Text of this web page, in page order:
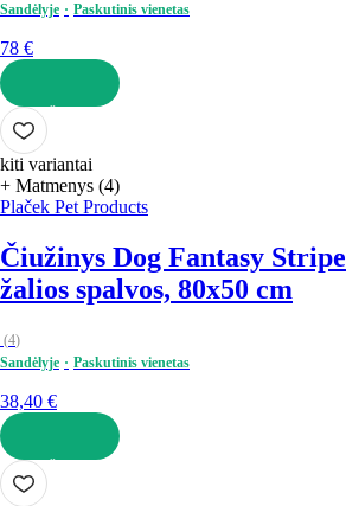
Sandėlyje
Paskutinis vienetas
78 €
Į KREPŠELĮ
kiti variantai
+ Matmenys (4)
Plaček Pet Products
Čiužinys Dog Fantasy Stripe
žalios spalvos, 80x50 cm
(4)
Sandėlyje
Paskutinis vienetas
38,40 €
Į KREPŠELĮ